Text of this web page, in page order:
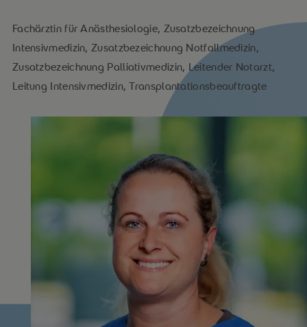
Fachärztin für Anästhesiologie, Zusatzbezeichnung
Intensivmedizin, Zusatzbezeichnung Notfallmedizin,
Zusatzbezeichnung Palliativmedizin, Leitender Notarzt,
Leitung Intensivmedizin, Transplantationsbeauftragte